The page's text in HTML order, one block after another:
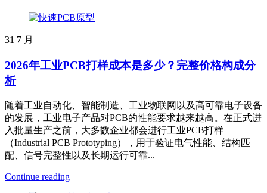
31 7 月
2026年工业PCB打样成本是多少？完整价格构成分
析
随着工业自动化、智能制造、工业物联网以及高可靠电子设备
的发展，工业电子产品对PCB的性能要求越来越高。在正式进
入批量生产之前，大多数企业都会进行工业PCB打样
（Industrial PCB Prototyping），用于验证电气性能、结构匹
配、信号完整性以及长期运行可靠...
Continue reading